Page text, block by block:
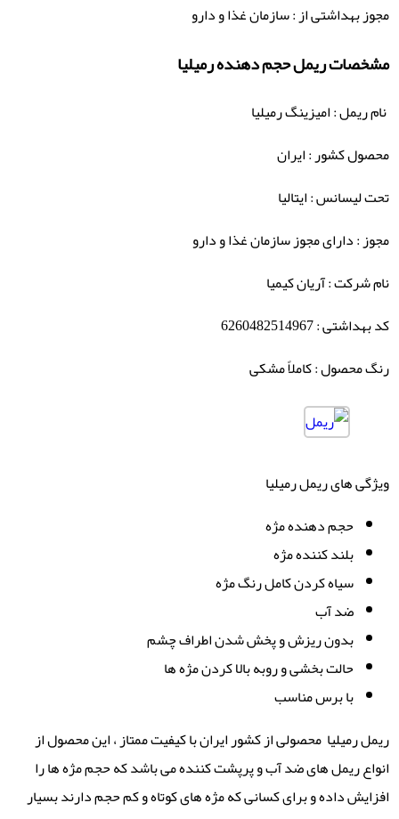
مجوز بهداشتی از : سازمان غذا و دارو
مشخصات ریمل حجم دهنده رمیلیا
نام ریمل : امیزینگ رمیلیا
محصول کشور : ایران
تحت لیسانس : ایتالیا
مجوز : دارای مجوز سازمان غذا و دارو
نام شرکت : آریان کیمیا
کد بهداشتی : 6260482514967
رنگ محصول : کاملاً مشکی
ویژگی های ریمل رمیلیا
حجم دهنده مژه
بلند کننده مژه
سیاه کردن کامل رنگ مژه
ضد آب
بدون ریزش و پخش شدن اطراف چشم
حالت بخشی و روبه بالا کردن مژه ها
با برس مناسب
ریمل رمیلیا محصولی از کشور ایران با کیفیت ممتاز ، این محصول از
انواع ریمل های ضد آب و پرپشت کننده می باشد که حجم مژه ها را
افزایش داده و برای کسانی که مژه های کوتاه و کم حجم دارند بسیار